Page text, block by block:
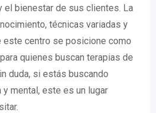
el bienestar de sus clientes. La
técnicas variadas y
este centro se posicione como
quienes buscan terapias de
duda, si estás buscando
mental, este es un lugar